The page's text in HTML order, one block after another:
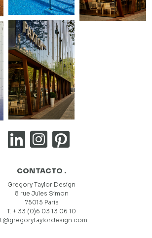
CONTACTO .
Gregory Taylor Design
8 rue Jules Simon
75015 Paris
T. + 33 (0)6 03 13 06 10